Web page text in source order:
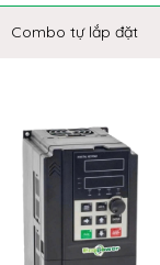
Combo tự lắp đặt